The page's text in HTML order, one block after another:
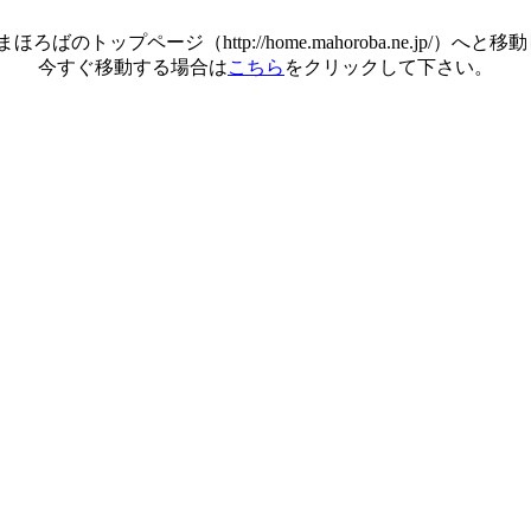
ほろばのトップページ（http://home.mahoroba.ne.jp/）へと移動
今すぐ移動する場合はこちら をクリックして下さい。